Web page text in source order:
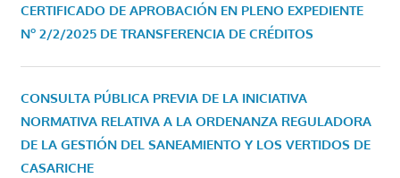
CERTIFICADO DE APROBACIÓN EN PLENO EXPEDIENTE
Nº 2/2/2025 DE TRANSFERENCIA DE CRÉDITOS
CONSULTA PÚBLICA PREVIA DE LA INICIATIVA
NORMATIVA RELATIVA A LA ORDENANZA REGULADORA
DE LA GESTIÓN DEL SANEAMIENTO Y LOS VERTIDOS DE
CASARICHE